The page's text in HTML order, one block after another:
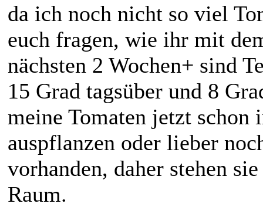
da ich noch nicht so viel
euch fragen, wie ihr mit
nächsten 2 Wochen+ sind
15 Grad tagsüber und 8
meine Tomaten jetzt
auspflanzen oder lieber
vorhanden, daher stehen
Raum.